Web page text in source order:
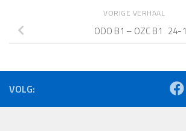
VORIGE VERHAAL
ODO B1 – OZC B1 24-1
VOLG: